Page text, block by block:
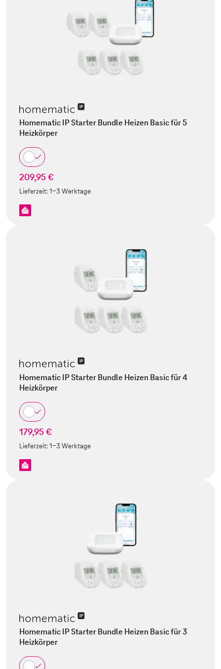
Homematic IP Starter Bundle Heizen Basic für 5
Heizkörper
209,95 €
Lieferzeit:1-3 Werktage
Homematic IP Starter Bundle Heizen Basic für 4
Heizkörper
179,95 €
Lieferzeit:1-3 Werktage
Homematic IP Starter Bundle Heizen Basic für 3
Heizkörper